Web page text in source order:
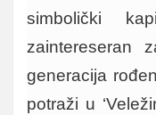
simbolički
zaintereseran
generacija
potraži u